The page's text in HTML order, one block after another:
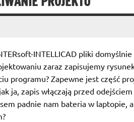
INTELLICAD pliki
zaraz zapisujemy
programu? Zapewne jest część
ja, zapis włączają przed
padnie nam bateria w laptopie,